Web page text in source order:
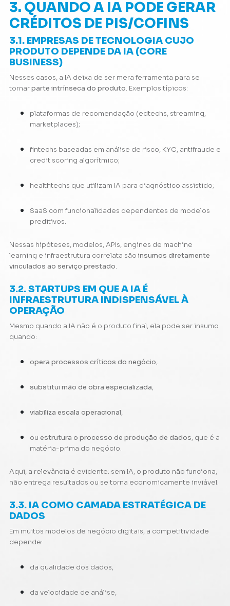
3. QUANDO A IA PODE GERAR
CRÉDITOS DE PIS/COFINS
3.1. EMPRESAS DE TECNOLOGIA CUJO
PRODUTO DEPENDE DA IA (CORE
BUSINESS)
Nesses casos, a IA deixa de ser mera ferramenta para se
tornarparte intrínseca do produto. Exemplos típicos:
plataformas de recomendação (edtechs, streaming,
marketplaces);
fintechs baseadas em análise de risco, KYC, antifraude e
credit scoring algorítmico;
healthtechs que utilizam IA para diagnóstico assistido;
SaaS com funcionalidades dependentes de modelos
preditivos.
Nessas hipóteses, modelos, APIs, engines de machine
learning e infraestrutura correlata são insumos diretamente
vinculados ao serviço prestado.
3.2. STARTUPS EM QUE A IA É
INFRAESTRUTURA INDISPENSÁVEL À
OPERAÇÃO
Mesmo quando a IA não é o produto final, ela pode ser insumo
quando:
opera processos críticos do negócio,
substitui mão de obra especializada,
viabiliza escala operacional,
ou estrutura o processo de produção de dados, que é a
matéria-prima do negócio.
Aqui, a relevância é evidente: sem IA, o produto não funciona,
não entrega resultados ou se torna economicamente inviável.
3.3. IA COMO CAMADA ESTRATÉGICA DE
DADOS
Em muitos modelos de negócio digitais, a competitividade
depende:
da qualidade dos dados,
da velocidade de análise,